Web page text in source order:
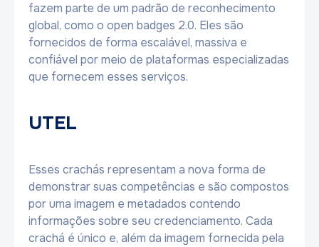
fazem parte de um padrão de reconhecimento
global, como o open badges 2.0. Eles são
fornecidos de forma escalável, massiva e
confiável por meio de plataformas especializadas
que fornecem esses serviços.
UTEL
Esses crachás representam a nova forma de
demonstrar suas competências e são compostos
por uma imagem e metadados contendo
informações sobre seu credenciamento. Cada
crachá é único e, além da imagem fornecida pela